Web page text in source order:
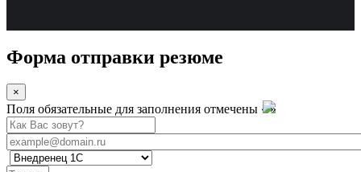
Форма отправки резюме
×
Поля обязательные для заполнения отмечены «»